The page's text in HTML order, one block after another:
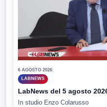
6 AGOSTO 2026
LABNEWS
LabNews del 5 agosto
In studio Enzo Colarusso